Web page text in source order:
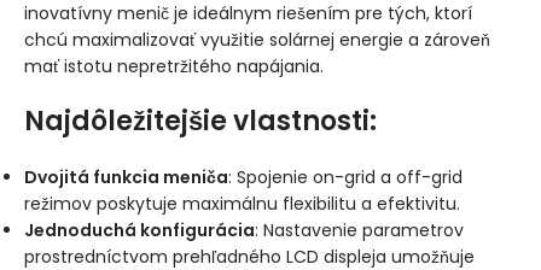
inovatívny menič je ideálnym riešením pre tých, ktorí
chcú maximalizovať využitie solárnej energie a zároveň
mať istotu nepretržitého napájania.
Najdôležitejšie vlastnosti:
Dvojitá funkcia meniča: Spojenie on-grid a off-grid
režimov poskytuje maximálnu flexibilitu a efektivitu.
Jednoduchá konfigurácia: Nastavenie parametrov
prostredníctvom prehľadného LCD displeja umožňuje